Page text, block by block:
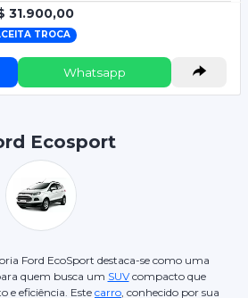
31.900,00
TROCA
Whatsapp
Ecosport
Ford EcoSport destaca-se como uma
quem busca um SUVcompacto que
e eficiência. Este carro , conhecido por sua